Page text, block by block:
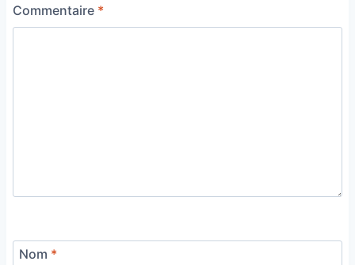
Commentaire *
Nom *